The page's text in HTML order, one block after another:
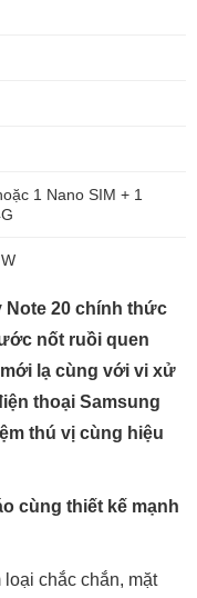
1 Nano SIM + 1
Note 20 chính thức
nốt ruồi quen
lạ cùng với vi xử
thoại Samsung
thú vị cùng hiệu
cùng thiết kế mạnh
chắc chắn, mặt